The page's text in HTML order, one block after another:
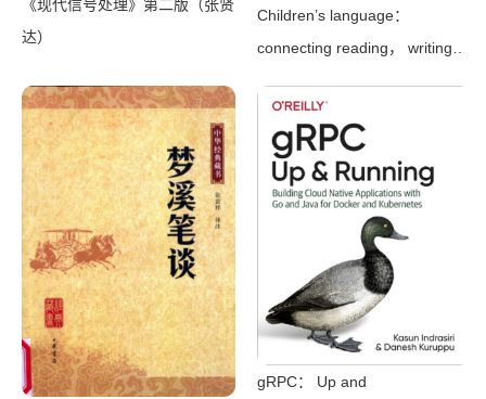
《现代信号处理》第二版（张贤
达）
Children’s language：
connecting reading， writing，
Lindfors）（Teachers College
Press 2008）
gRPC： Up and